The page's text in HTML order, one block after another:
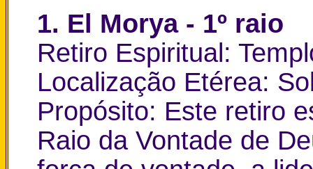
1. El Morya - 1º raio
Retiro Espiritual:
Localização Etérea:
Propósito: Este retiro
Raio da Vontade de